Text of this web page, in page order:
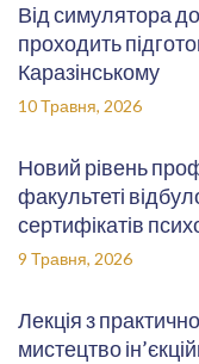
Від симулятора
проходить
Каразінському
10 Травня, 2026
Новий рівень
факультеті
сертифікатів
9 Травня, 2026
Лекція з
мистецтво